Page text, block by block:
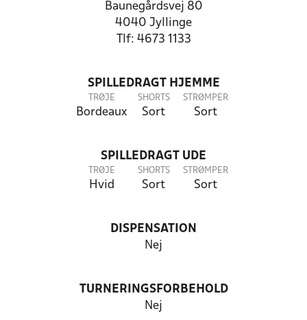
Baunegårdsvej 80
4040 Jyllinge
Tlf: 4673 1133
SPILLEDRAGT HJEMME
TRØJE
Bordeaux
SHORTS
Sort
STRØMPER
Sort
SPILLEDRAGT UDE
TRØJE
Hvid
SHORTS
Sort
STRØMPER
Sort
DISPENSATION
Nej
TURNERINGSFORBEHOLD
Nej